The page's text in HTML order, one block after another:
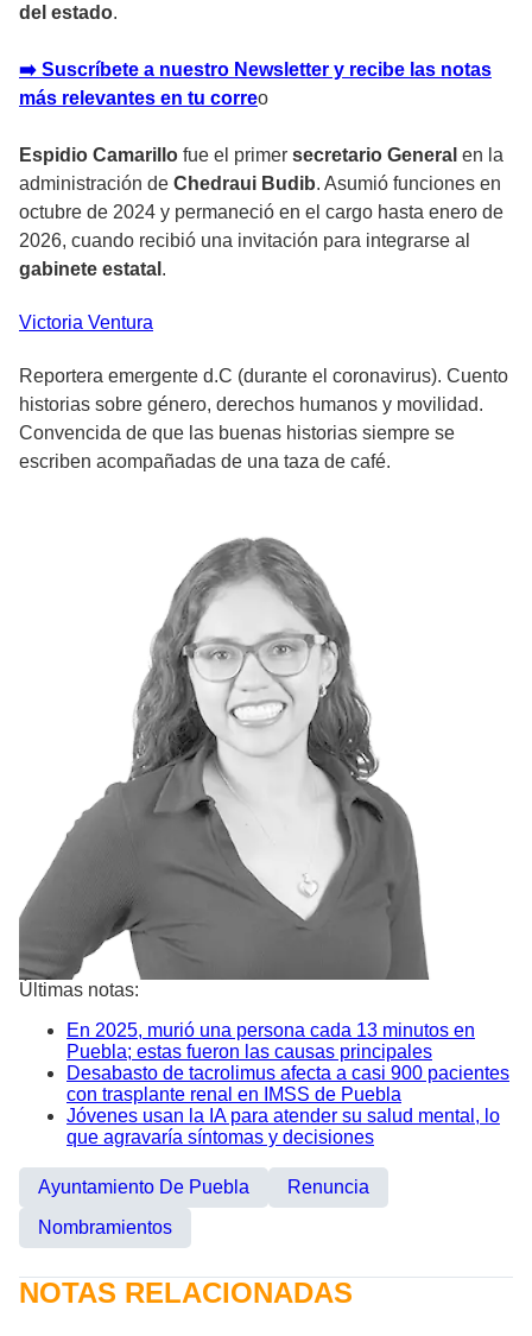
del estado.
➡️ Suscríbete a nuestro Newsletter y recibe las notas
más relevantes en tu correo
Espidio Camarillo fue el primer secretario General en la
administración de Chedraui Budib. Asumió funciones en
octubre de 2024 y permaneció en el cargo hasta enero de
2026, cuando recibió una invitación para integrarse al
gabinete estatal .
Victoria Ventura
Reportera emergente d.C (durante el coronavirus). Cuento
historias sobre género, derechos humanos y movilidad.
Convencida de que las buenas historias siempre se
escriben acompañadas de una taza de café.
Últimas notas:
En 2025, murió una persona cada 13 minutos en
Puebla; estas fueron las causas principales
Desabasto de tacrolimus afecta a casi 900 pacientes
con trasplante renal en IMSS de Puebla
Jóvenes usan la IA para atender su salud mental, lo
que agravaría síntomas y decisiones
Ayuntamiento De Puebla
Renuncia
Nombramientos
NOTAS RELACIONADAS